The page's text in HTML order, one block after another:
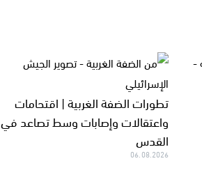
تطورات الضفة الغربية | اقتحامات
واعتقالات وإصابات وسط تصاعد في
القدس
06.08.2026